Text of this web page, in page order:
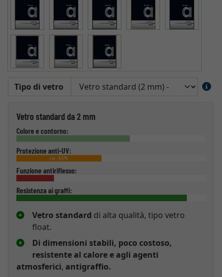
Tipo di vetro
Vetro standard da 2 mm
Colore e contorno:
Protezione anti-UV:
ca. 45%
Funzione antiriflesso:
Resistenza ai graffi:
Vetro standard di alta qualità, tipo vetro
float.
Di dimensioni stabili, poco costoso,
resistente al calore e agli agenti
atmosferici, antigraffio.